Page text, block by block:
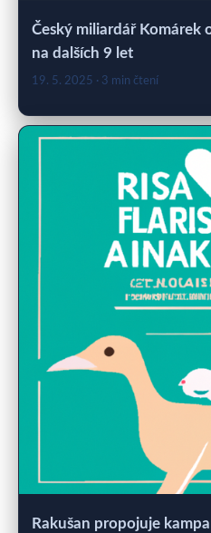
Český miliardář Komárek
na dalších 9 let
19. 5. 2025 · 3 min čtení
Rakušan propojuje